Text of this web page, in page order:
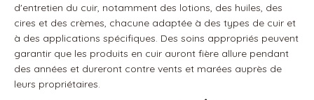
d'entretien du cuir, notamment des lotions, des huiles, des
cires et des crèmes, chacune adaptée à des types de cuir et
à des applications spécifiques. Des soins appropriés peuvent
garantir que les produits en cuir auront fière allure pendant
des années et dureront contre vents et marées auprès de
leurs propriétaires.